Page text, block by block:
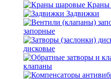
Краны
Задвижки
запорные
дисковые
клапаны